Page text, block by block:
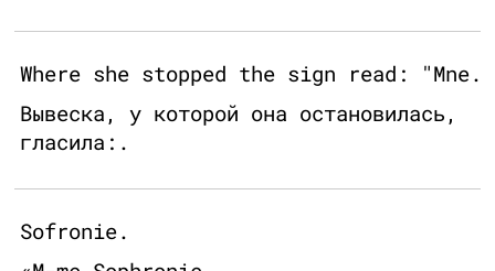
Where she stopped the sign read: "Mne.
Вывеска, у которой она остановилась,
гласила:.
Sofronie.